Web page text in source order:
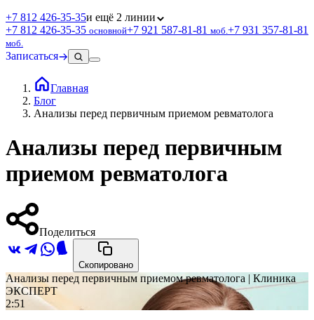
+7 812 426‑35‑35и ещё 2 линии
+7 812 426‑35‑35 основной+7 921 587‑81‑81 моб. +7 931 357‑81‑81
моб.
Записаться
Главная
Блог
Анализы перед первичным приемом ревматолога
Анализы перед первичным
приемом ревматолога
Поделиться
Скопировано
Анализы перед первичным приемом ревматолога | Клиника
ЭКСПЕРТ
2:51